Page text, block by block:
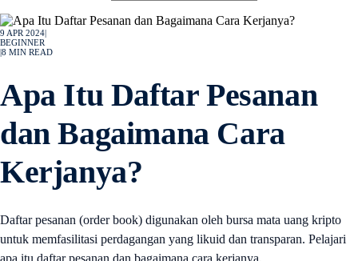
9 APR 2024
BEGINNER
8 MIN READ
Apa Itu Daftar Pesanan
dan Bagaimana Cara
Kerjanya?
Daftar pesanan (order book) digunakan oleh bursa mata uang kripto
untuk memfasilitasi perdagangan yang likuid dan transparan. Pelajari